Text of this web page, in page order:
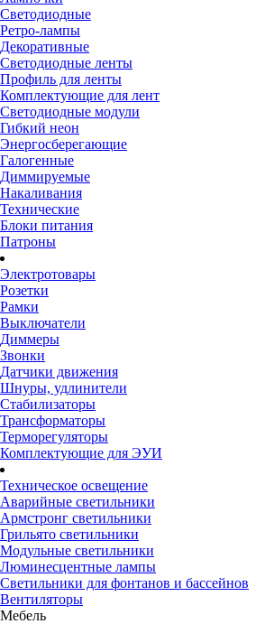
Светодиодные
Ретро-лампы
Декоративные
Светодиодные ленты
Профиль для ленты
Комплектующие для лент
Светодиодные модули
Гибкий неон
Энергосберегающие
Галогенные
Диммируемые
Накаливания
Технические
Блоки питания
Патроны
Электротовары
Розетки
Рамки
Выключатели
Диммеры
Звонки
Датчики движения
Шнуры, удлинители
Стабилизаторы
Трансформаторы
Терморегуляторы
Комплектующие для ЭУИ
Техническое освещение
Аварийные светильники
Армстронг светильники
Грильято светильники
Модульные светильники
Люминесцентные лампы
Светильники для фонтанов и бассейнов
Вентиляторы
Мебель